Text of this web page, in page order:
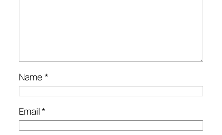
Name*
Email*